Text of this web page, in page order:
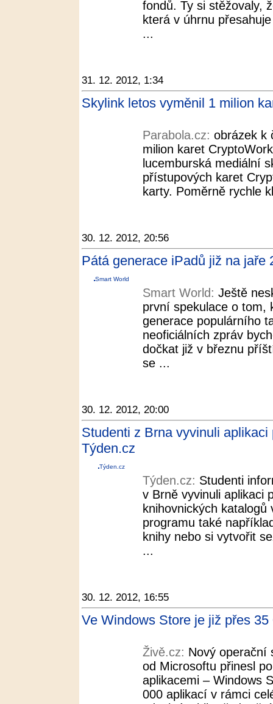
fondů. Ty si stěžovaly,
která v úhrnu
...
31. 12. 2012, 1:34
Skylink letos vyměnil 1 milion
Parabola.cz: obrázek k
milion karet
lucemburská mediální
přístupových karet
karty. Poměrně rychle
30. 12. 2012, 20:56
Pátá generace iPadů již na jaře
Smart World
Smart World: Ještě
první spekulace o tom,
generace populárního
neoficiálních zpráv
dočkat již v březnu
se ...
30. 12. 2012, 20:00
Studenti z Brna vyvinuli
Týden.cz
Týden.cz
Týden.cz: Studenti
v Brně vyvinuli aplikaci
knihovnických
programu také
knihy nebo si vytvořit
...
30. 12. 2012, 16:55
Ve Windows Store je již přes
Živě.cz: Nový operační
od Microsoftu přinesl
aplikacemi – Windows
000 aplikací v rámci